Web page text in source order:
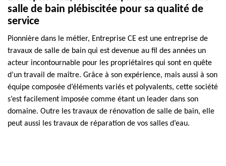
salle de bain plébiscitée pour sa qualité de
service
Pionnière dans le métier, Entreprise CE est une entreprise de
travaux de salle de bain qui est devenue au fil des années un
acteur incontournable pour les propriétaires qui sont en quête
d’un travail de maître. Grâce à son expérience, mais aussi à son
équipe composée d’éléments variés et polyvalents, cette société
s’est facilement imposée comme étant un leader dans son
domaine. Outre les travaux de rénovation de salle de bain, elle
peut aussi les travaux de réparation de vos salles d’eau.